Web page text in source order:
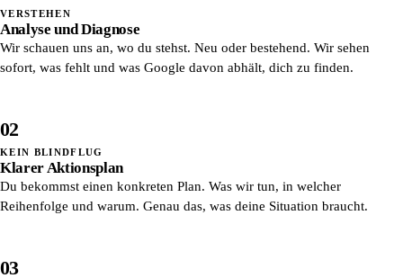
VERSTEHEN
Analyse und Diagnose
Wir schauen uns an, wo du stehst. Neu oder bestehend. Wir sehen
sofort, was fehlt und was Google davon abhält, dich zu finden.
02
KEIN BLINDFLUG
Klarer Aktionsplan
Du bekommst einen konkreten Plan. Was wir tun, in welcher
Reihenfolge und warum. Genau das, was deine Situation braucht.
03